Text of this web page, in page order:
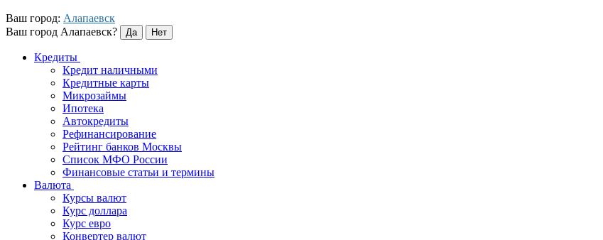
Ваш город: Алапаевск
Ваш город Алапаевск?
Кредиты
Кредит наличными
Кредитные карты
Микрозаймы
Ипотека
Автокредиты
Рефинансирование
Рейтинг банков Москвы
Список МФО России
Финансовые статьи и термины
Валюта
Курсы валют
Курс доллара
Курс евро
Конвертер валют